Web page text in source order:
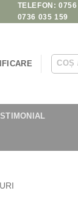
TELEFON:
0736 035 159
COȘ